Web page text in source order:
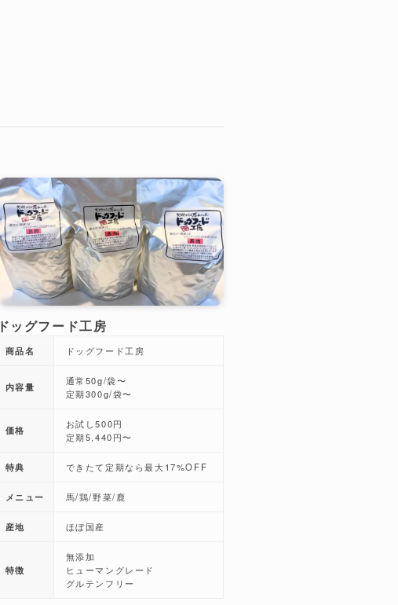
ドッグフード工房
商品名 ドッグフード工房
内容量
通常50g/袋〜
定期300g/袋〜
価格
お試し500円
定期5,440円〜
特典 できたて定期なら最大17%OFF
メニュー 馬/鶏/野菜/鹿
産地 ほぼ国産
特徴
無添加
ヒューマングレード
グルテンフリー